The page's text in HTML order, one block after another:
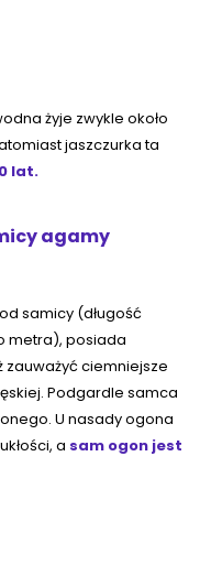
żyje zwykle około
jaszczurka ta
lat.
agamy
samicy (długość
metra), posiada
zauważyć ciemniejsze
Podgardle samca
U nasady ogona
a sam ogon jest